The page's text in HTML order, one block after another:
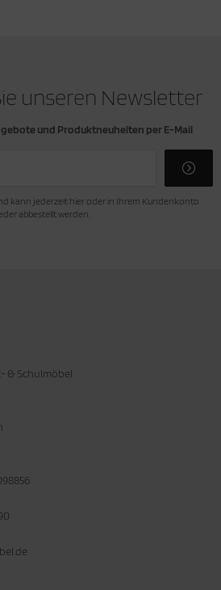
unseren Newsletter
und Produktneuheiten per E-Mail
kann jederzeit hier oder in Ihrem Kundenkonto
abbestellt werden.
& Schulmöbel